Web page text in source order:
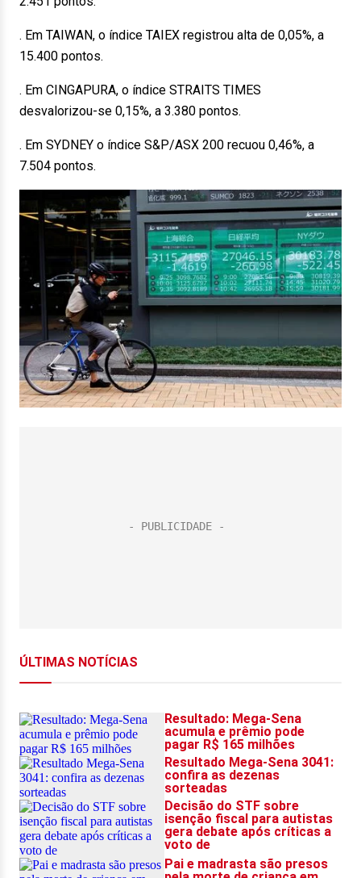
. Em TAIWAN, o índice TAIEX registrou alta de 0,05%, a
15.400 pontos.
. Em CINGAPURA, o índice STRAITS TIMES
desvalorizou-se 0,15%, a 3.380 pontos.
. Em SYDNEY o índice S&P/ASX 200 recuou 0,46%, a
7.504 pontos.